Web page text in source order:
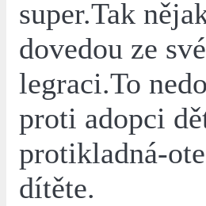
super.Tak
dovedou ze
legraci.To
proti adopci
protikladná-
dítěte.